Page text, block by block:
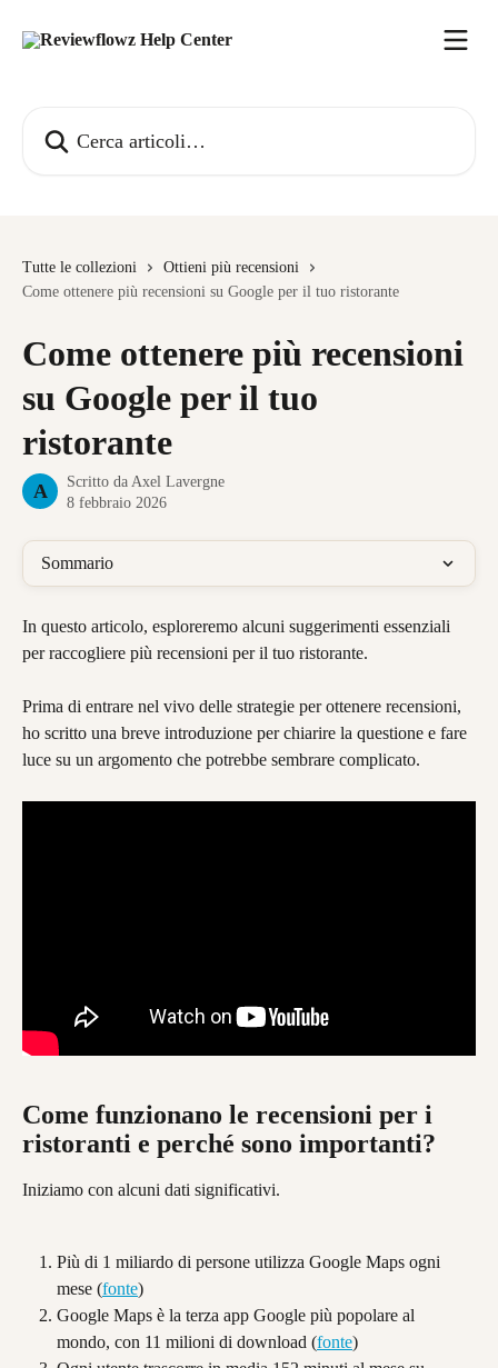
Tutte le collezioni
Ottieni più recensioni
Come ottenere più recensioni su Google per il tuo ristorante
Come ottenere più recensioni
su Google per il tuo
ristorante
A Scritto da Axel Lavergne
8 febbraio 2026
Sommario
In questo articolo, esploreremo alcuni suggerimenti essenziali
per raccogliere più recensioni per il tuo ristorante.
Prima di entrare nel vivo delle strategie per ottenere recensioni,
ho scritto una breve introduzione per chiarire la questione e fare
luce su un argomento che potrebbe sembrare complicato.
Come funzionano le recensioni per i
ristoranti e perché sono importanti?
Iniziamo con alcuni dati significativi.
Più di 1 miliardo di persone utilizza Google Maps ogni
mese (fonte)
Google Maps è la terza app Google più popolare al
mondo, con 11 milioni di download (fonte)